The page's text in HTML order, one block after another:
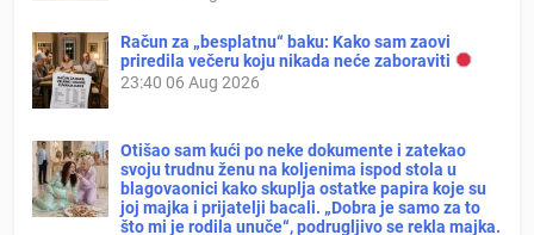
Račun za „besplatnu“ baku: Kako sam zaovi
priredila večeru koju nikada neće zaboraviti
23:40 06 Aug 2026
Otišao sam kući po neke dokumente i zatekao
svoju trudnu ženu na koljenima ispod stola u
blagovaonici kako skuplja ostatke papira koje su
joj majka i prijatelji bacali. „Dobra je samo za to
što mi je rodila unuče“, podrugljivo se rekla majka.